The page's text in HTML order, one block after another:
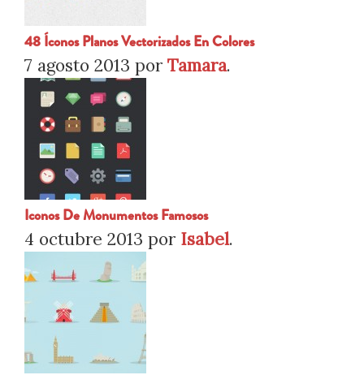
48 Íconos Planos Vectorizados En Colores
7 agosto 2013 por Tamara.
Iconos De Monumentos Famosos
4 octubre 2013 por Isabel.